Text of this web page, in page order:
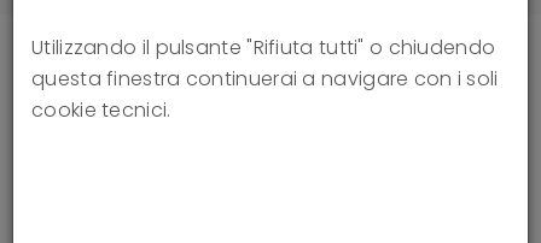
Utilizzando il pulsante "Rifiuta tutti" o chiudendo
questa finestra continuerai a navigare con i soli
cookie tecnici.